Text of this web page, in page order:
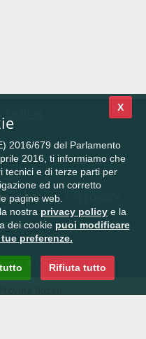
AG
KONTAKT
Cookie
X
2016/679 del Parlamento
2016, ti informiamo che
tecnici e di terze parti per
ed un corretto
pagine web.
nostra privacy policy e la
dei cookie puoi modificare
preferenze.
Rifiuta tutto